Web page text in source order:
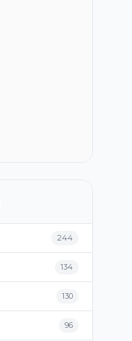
244
134
130
96